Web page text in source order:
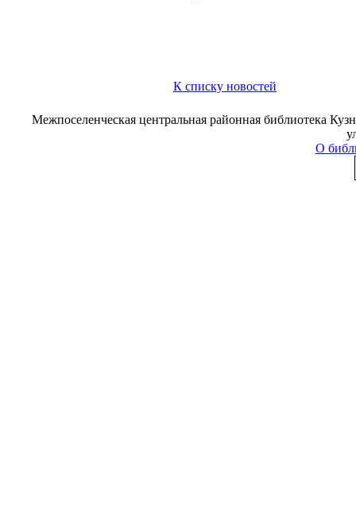
К списку новостей
Межпоселенческая центральная районная библиотека
О